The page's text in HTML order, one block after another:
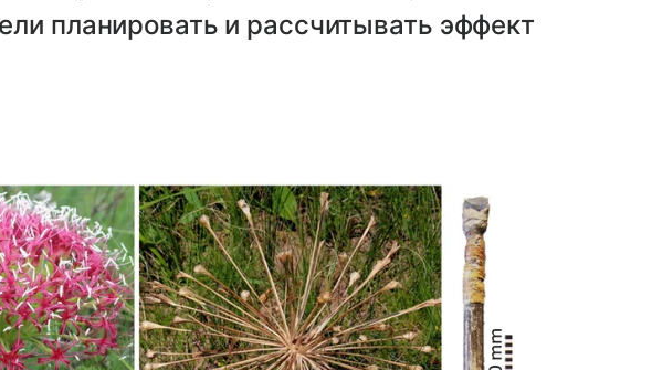
планировать и рассчитывать эффект